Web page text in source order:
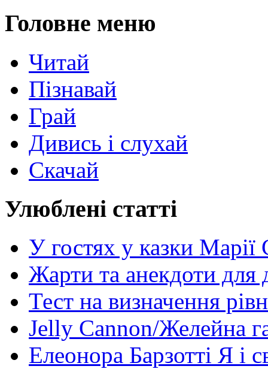
Головне меню
Читай
Пізнавай
Грай
Дивись і слухай
Скачай
Улюблені статті
У гостях у казки
Жарти та анекдоти для
Тест на визначення
Jelly Cannon/Желейна
Елеонора Барзотті Я і